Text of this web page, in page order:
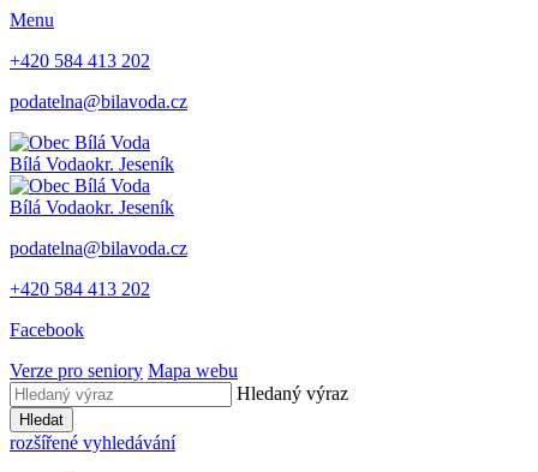
Menu
+420 584 413 202
podatelna@bilavoda.cz
Bílá Vodaokr. Jeseník
Bílá Vodaokr. Jeseník
podatelna@bilavoda.cz
+420 584 413 202
Facebook
Verze pro seniory Mapa webu
Hledaný výraz
Hledat
rozšířené vyhledávání